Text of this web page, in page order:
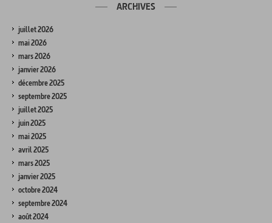
ARCHIVES
juillet 2026
mai 2026
mars 2026
janvier 2026
décembre 2025
septembre 2025
juillet 2025
juin 2025
mai 2025
avril 2025
mars 2025
janvier 2025
octobre 2024
septembre 2024
août 2024